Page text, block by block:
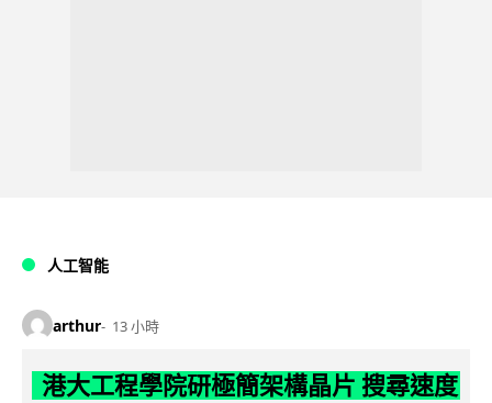
人工智能
arthur 13 小時
港大工程學院研極簡架構晶片 搜尋速度